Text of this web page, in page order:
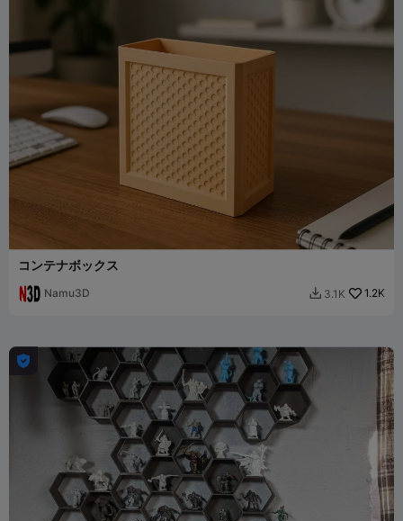
コンテナボックス
Namu3D  3.1K 1.2K
